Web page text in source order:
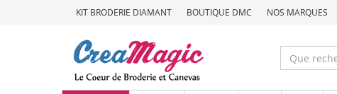
KIT BRODERIE DIAMANT BOUTIQUE DMC NOS MARQUES